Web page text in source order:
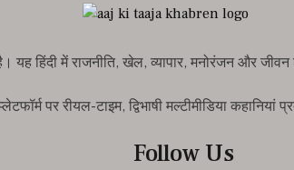
यह हिंदी में राजनीति, खेल, व्यापार, मनोरंजन और
पर रीयल-टाइम, द्विभाषी मल्टीमीडिया कहानियां
Follow Us